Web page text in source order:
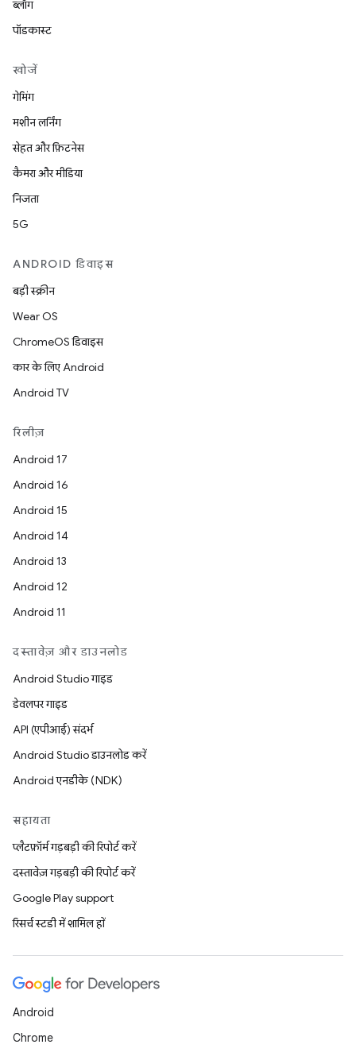
ब्लॉग
पॉडकास्ट
खोजें
गेमिंग
मशीन लर्निंग
सेहत और फ़िटनेस
कैमरा और मीडिया
निजता
5G
ANDROID डिवाइस
बड़ी स्क्रीन
Wear OS
ChromeOS डिवाइस
कार के लिए Android
Android TV
रिलीज़
Android 17
Android 16
Android 15
Android 14
Android 13
Android 12
Android 11
दस्तावेज़ और डाउनलोड
Android Studio गाइड
डेवलपर गाइड
API (एपीआई) संदर्भ
Android Studio डाउनलोड करें
Android एनडीके (NDK)
सहायता
प्लैटफ़ॉर्म गड़बड़ी की रिपोर्ट करें
दस्तावेज़ गड़बड़ी की रिपोर्ट करें
Google Play support
रिसर्च स्टडी में शामिल हों
Android
Chrome